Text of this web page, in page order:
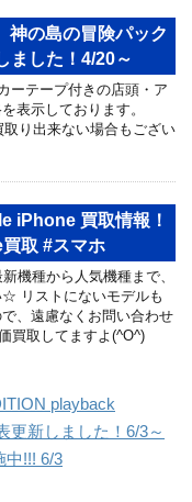
神の島の冒険パック
ました！4/20～
ーテープ付きの店頭・ア
表示しております。
り出来ない場合もござい
買取情報！
取 #スマホ
機種から人気機種まで、
リストにないモデルも
、遠慮なくお問い合わせ
買取してますよ(^O^)
playback
更新しました！6/3～
中!!! 6/3